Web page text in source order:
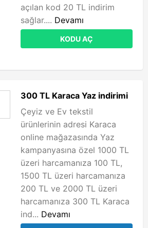
açılan kod 20 TL indirim
sağlar.... Devamı
KODU AÇ
300 TL Karaca Yaz indirimi
Çeyiz ve Ev tekstil
ürünlerinin adresi Karaca
online mağazasında Yaz
kampanyasına özel 1000 TL
üzeri harcamanıza 100 TL,
1500 TL üzeri harcamanıza
200 TL ve 2000 TL üzeri
harcamanıza 300 TL Karaca
ind... Devamı